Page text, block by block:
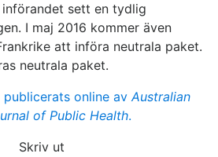
sett en tydlig
I maj 2016 kommer även
att införa neutrala paket.
neutrala paket.
publicerats online avAustralian
of Public Health.
Skriv ut